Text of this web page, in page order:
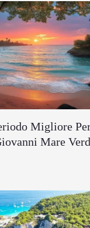
Migliore
Mare